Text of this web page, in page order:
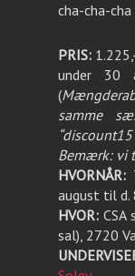
cha-cha-cha
PRIS:
under
(
samme
Bemærk: vi
HVORNÅR:
august til d.
HVOR:
sal), 2720